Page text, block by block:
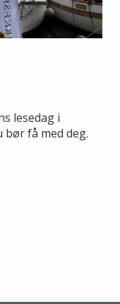
lesedag i
få med deg.